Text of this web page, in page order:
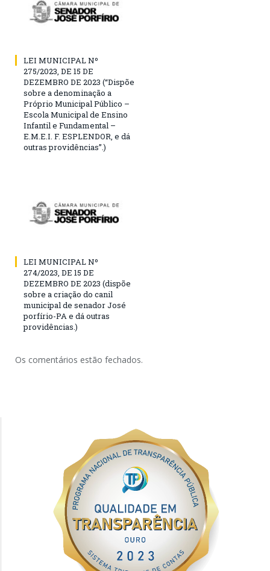
LEI MUNICIPAL Nº
275/2023, DE 15 DE
DEZEMBRO DE 2023 (“Dispõe
sobre a denominação a
Próprio Municipal Público –
Escola Municipal de Ensino
Infantil e Fundamental –
E.M.E.I. F. ESPLENDOR, e dá
outras providências”.)
LEI MUNICIPAL Nº
274/2023, DE 15 DE
DEZEMBRO DE 2023 (dispõe
sobre a criação do canil
municipal de senador José
porfírio-PA e dá outras
providências.)
Os comentários estão fechados.